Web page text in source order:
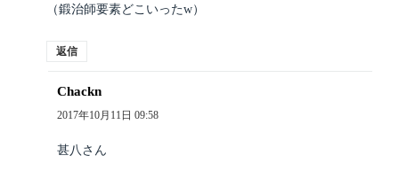
（鍛治師要素どこいったw）
返信
Chackn
り:
2017年10月11日 09:58
甚八さん